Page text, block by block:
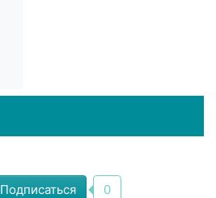
Подписаться 0